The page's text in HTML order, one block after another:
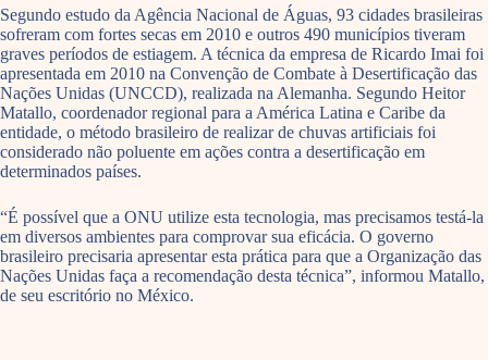
Segundo estudo da Agência Nacional de Águas, 93 cidades brasileiras
sofreram com fortes secas em 2010 e outros 490 municípios tiveram
graves períodos de estiagem. A técnica da empresa de Ricardo Imai foi
apresentada em 2010 na Convenção de Combate à Desertificação das
Nações Unidas (UNCCD), realizada na Alemanha. Segundo Heitor
Matallo, coordenador regional para a América Latina e Caribe da
entidade, o método brasileiro de realizar de chuvas artificiais foi
considerado não poluente em ações contra a desertificação em
determinados países.
“É possível que a ONU utilize esta tecnologia, mas precisamos testá-la
em diversos ambientes para comprovar sua eficácia. O governo
brasileiro precisaria apresentar esta prática para que a Organização das
Nações Unidas faça a recomendação desta técnica”, informou Matallo,
de seu escritório no México.